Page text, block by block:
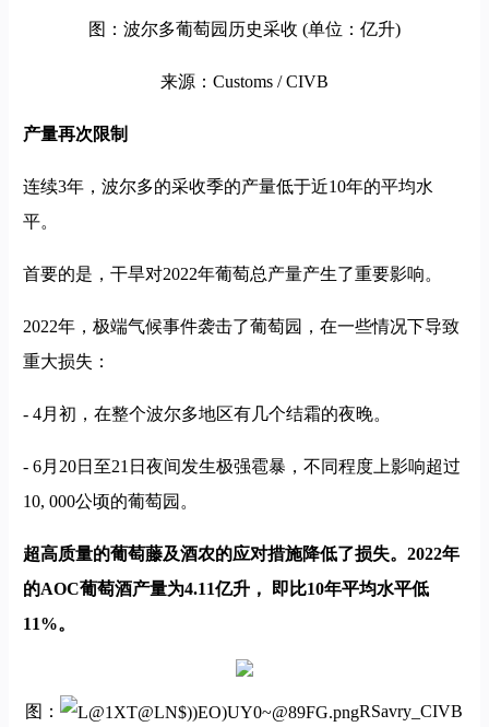
图：波尔多葡萄园历史采收 (单位：亿升)
来源：Customs / CIVB
产量再次限制
连续3年，波尔多的采收季的产量低于近10年的平均水
平。
首要的是，干旱对2022年葡萄总产量产生了重要影响。
2022年，极端气候事件袭击了葡萄园，在一些情况下导致
重大损失：
- 4月初，在整个波尔多地区有几个结霜的夜晚。
- 6月20日至21日夜间发生极强雹暴，不同程度上影响超过
10, 000公顷的葡萄园。
超高质量的葡萄藤及酒农的应对措施降低了损失。2022年
的AOC葡萄酒产量为4.11亿升， 即比10年平均水平低
11%。
图： RSavry_CIVB